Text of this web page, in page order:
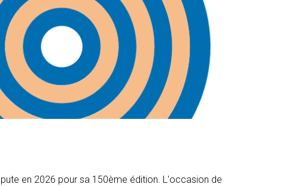
en 2026 pour sa 150ème édition. L'occasion de